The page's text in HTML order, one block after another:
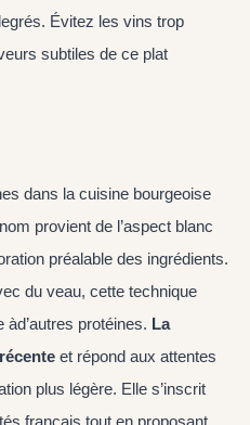
Évitez les vins trop
subtiles de ce plat
dans la cuisine bourgeoise
provient de l’aspect blanc
préalable des ingrédients.
du veau, cette technique
protéines. La
et répond aux attentes
plus légère. Elle s’inscrit
français tout en proposant